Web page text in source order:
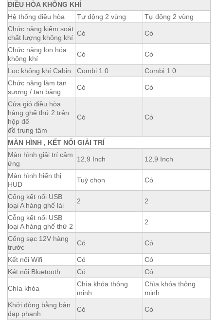
ĐIỀU HÒA KHÔNG KHÍ
Hệ thống điều hòa
Tự động 2 vùng
Tự động 2 vùng
Chức năng kiểm soát
chất lượng không khí
Có Có
Chức năng lon hóa
không khí
Có Có
Lọc không khí Cabin Combi 1.0
Combi 1.0
Chức năng làm tan
sương / tan băng
Có Có
Cửa gió điều hòa
hàng ghế thứ 2 trên
hộp để
đồ trung tâm
Có Có
MÀN HÌNH , KẾT NỐI GIẢI TRÍ
Màn hình giải trí cảm
ứng
12,9 Inch 12,9 Inch
Màn hình hiển thị
HUD
Tuỳ chọn Có
Cổng kết nối USB
loại A hàng ghế lái
2 2
Cỗng kết nối USB
loại A hàng ghế thứ 2
2
Cổng sạc 12V hàng
trước
Có Có
Kết női Wifi Có
Có
Két nối Bluetooth
Có Có
Chìa khóa
Chìa khóa thông
minh
Chìa khóa thông
minh
Khởi động bằng bàn
đạp phanh
Có Có